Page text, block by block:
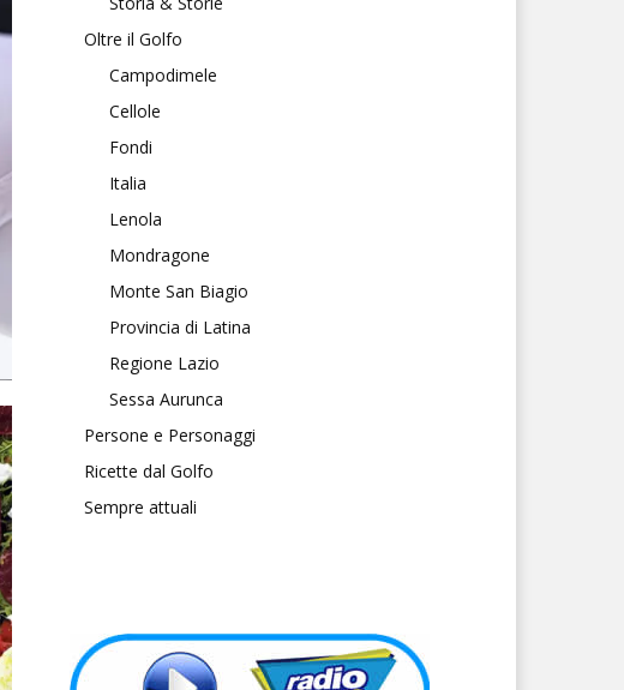
Oltre il Golfo
Campodimele
Cellole
Fondi
Italia
Lenola
Mondragone
Monte San Biagio
Provincia di Latina
Regione Lazio
Sessa Aurunca
Persone e Personaggi
Ricette dal Golfo
Sempre attuali